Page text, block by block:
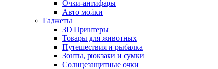
Очки-антифары
Авто мойки
Гаджеты
3D Принтеры
Товары для животных
Путешествия и рыбалка
Зонты, рюкзаки и сумки
Солнцезащитные очки